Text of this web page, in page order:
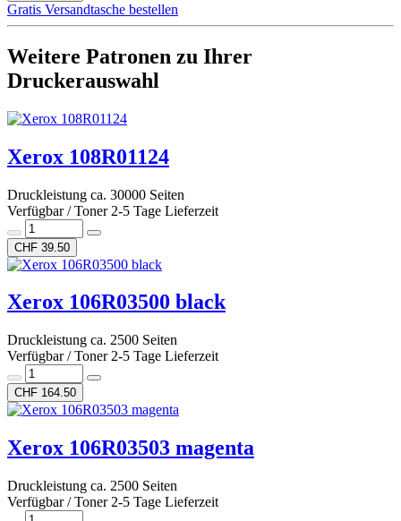
Gratis Versandtasche bestellen
Weitere Patronen zu Ihrer
Druckerauswahl
Xerox 108R01124
Druckleistung ca. 30000 Seiten
Verfügbar / Toner 2-5 Tage Lieferzeit
CHF 39.50
Xerox 106R03500 black
Druckleistung ca. 2500 Seiten
Verfügbar / Toner 2-5 Tage Lieferzeit
CHF 164.50
Xerox 106R03503 magenta
Druckleistung ca. 2500 Seiten
Verfügbar / Toner 2-5 Tage Lieferzeit